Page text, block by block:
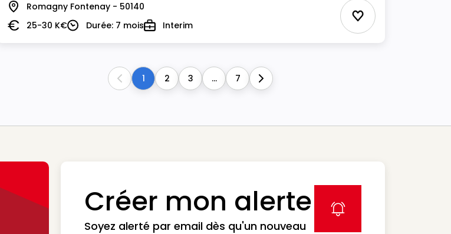
Lieu Romagny Fontenay - 50140
Salaire25-30 K€DuréeDurée: 7 moisTypeInterim Ajouter aux
Previous
1 2 3 ... 7 Next
Créer mon alerte
Soyez alerté par email dès qu'un nouveau
label icon